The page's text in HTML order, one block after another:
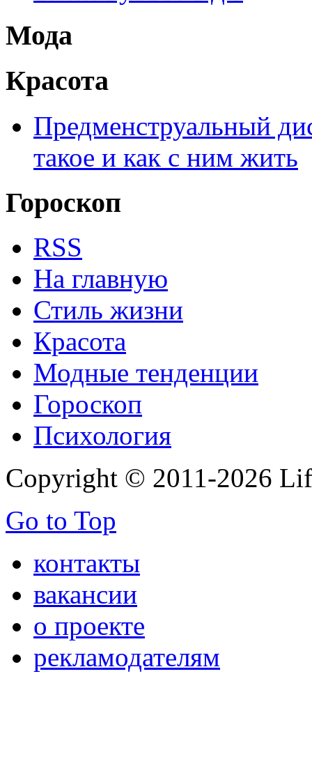
Мода
Красота
Предменструальный
такое и как с ним жить
Гороскоп
RSS
На главную
Стиль жизни
Красота
Модные тенденции
Гороскоп
Психология
Copyright © 2011-2026
Go to Top
контакты
вакансии
о проекте
рекламодателям